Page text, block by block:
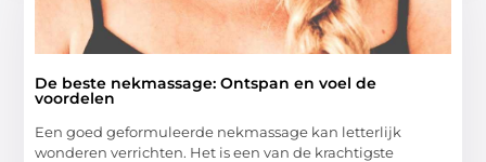
De beste nekmassage: Ontspan en voel de
voordelen
Een goed geformuleerde nekmassage kan letterlijk
wonderen verrichten. Het is een van de krachtigste